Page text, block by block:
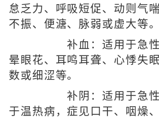
怠乏力、呼吸短促、动则气
不振、便溏、脉弱或虚大等。
补血：适用于急性
晕眼花、耳鸣耳聋、心悸失
数或细涩等。
补阴：适用于急性
于温热病，症见口干、咽燥